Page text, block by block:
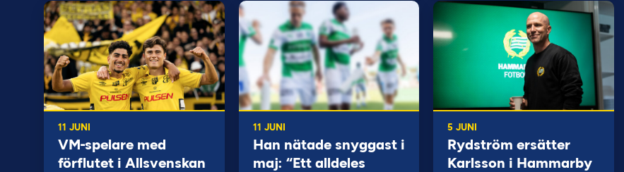
11 JUNI
VM-spelare med
förflutet i Allsvenskan
11 JUNI
Han nätade snyggast i
maj: “Ett alldeles
5 JUNI
Rydström ersätter
Karlsson i Hammarby